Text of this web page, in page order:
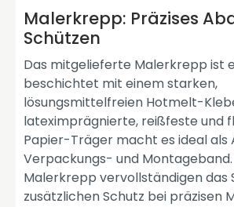
Malerkrepp: Präzises
Schützen
Das mitgelieferte Malerkrepp ist
beschichtet mit einem starken,
lösungsmittelfreien Hotmelt-
lateximprägnierte, reißfeste und
Papier-Träger macht es ideal als
Verpackungs- und Montageband.
Malerkrepp vervollständigen das
zusätzlichen Schutz bei präzisen